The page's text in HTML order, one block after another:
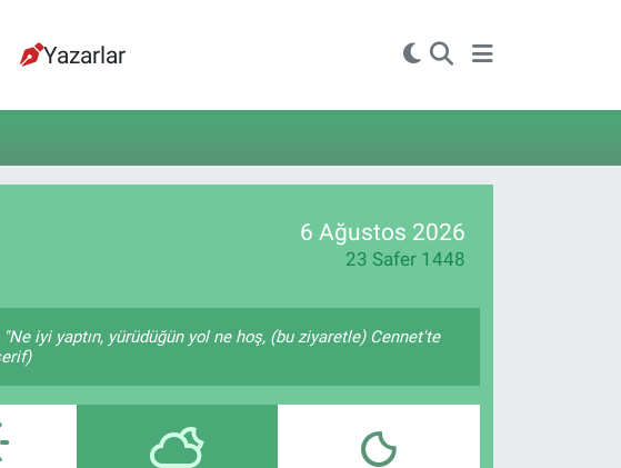
Yazarlar
6 Ağustos 2026
23 Safer 1448
iyi yaptın, yürüdüğün yol ne hoş, (bu ziyaretle) Cennet'te